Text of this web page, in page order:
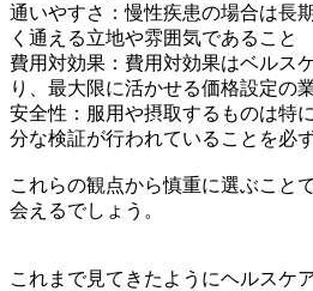
通いやすさ：慢性疾患の場合は長
く通える立地や雰囲気であること
費用対効果：費用対効果はベルス
り、最大限に活かせる価格設定の
安全性：服用や摂取するものは特
分な検証が行われていることを必
これらの観点から慎重に選ぶこと
会えるでしょう。
これまで見てきたようにヘルスケ